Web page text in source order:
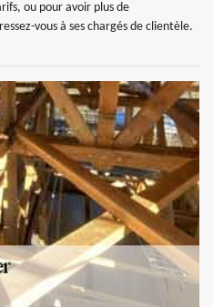
ou pour avoir plus de
vous à ses chargés de clientèle.